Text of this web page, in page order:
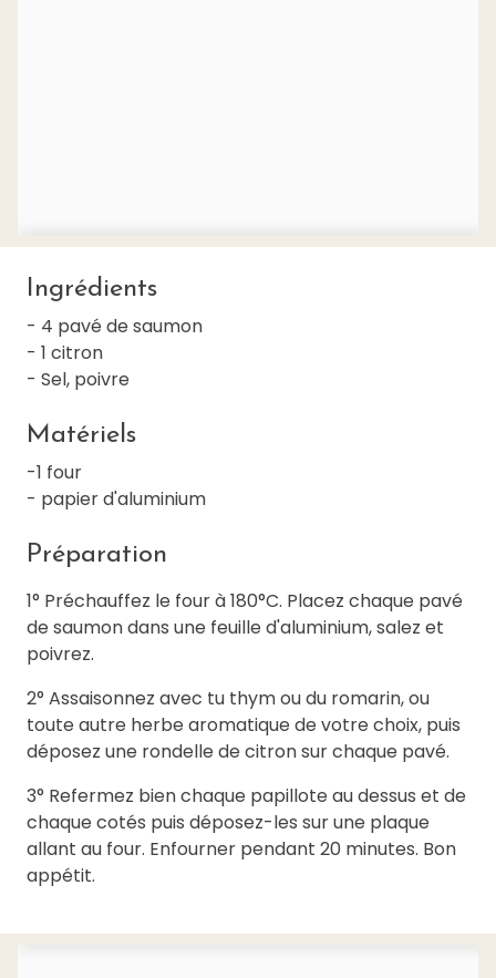
Ingrédients
- 4 pavé de saumon
- 1 citron
- Sel, poivre
Matériels
-1 four
- papier d'aluminium
Préparation
1° Préchauffez le four à 180°C. Placez chaque pavé
de saumon dans une feuille d'aluminium, salez et
poivrez.
2° Assaisonnez avec tu thym ou du romarin, ou
toute autre herbe aromatique de votre choix, puis
déposez une rondelle de citron sur chaque pavé.
3° Refermez bien chaque papillote au dessus et de
chaque cotés puis déposez-les sur une plaque
allant au four. Enfourner pendant 20 minutes. Bon
appétit.